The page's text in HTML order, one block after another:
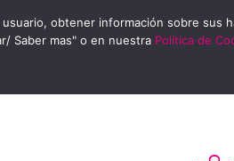
obtener información sobre sus
Saber mas" o en nuestra Política de